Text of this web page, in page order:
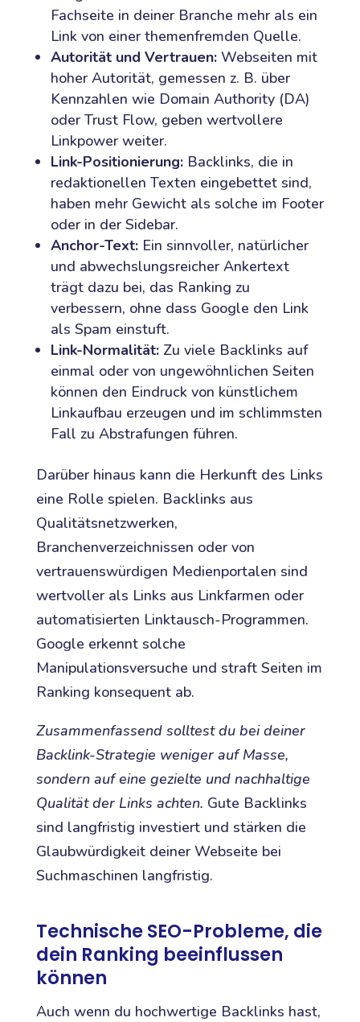
Fachseite in deiner Branche mehr als ein
Link von einer themenfremden Quelle.
Autorität und Vertrauen:Webseiten mit
hoher Autorität, gemessen z. B. über
Kennzahlen wie Domain Authority (DA)
oder Trust Flow, geben wertvollere
Linkpower weiter.
Link-Positionierung:Backlinks, die in
redaktionellen Texten eingebettet sind,
haben mehr Gewicht als solche im Footer
oder in der Sidebar.
Anchor-Text:Ein sinnvoller, natürlicher
und abwechslungsreicher Ankertext
trägt dazu bei, das Ranking zu
verbessern, ohne dass Google den Link
als Spam einstuft.
Link-Normalität:Zu viele Backlinks auf
einmal oder von ungewöhnlichen Seiten
können den Eindruck von künstlichem
Linkaufbau erzeugen und im schlimmsten
Fall zu Abstrafungen führen.
Darüber hinaus kann die Herkunft des Links
eine Rolle spielen. Backlinks aus
Qualitätsnetzwerken,
Branchenverzeichnissen oder von
vertrauenswürdigen Medienportalen sind
wertvoller als Links aus Linkfarmen oder
automatisierten Linktausch-Programmen.
Google erkennt solche
Manipulationsversuche und straft Seiten im
Ranking konsequent ab.
Zusammenfassend solltest du bei deiner
Backlink-Strategie weniger auf Masse,
sondern auf eine gezielte und nachhaltige
Qualität der Links achten. Gute Backlinks
sind langfristig investiert und stärken die
Glaubwürdigkeit deiner Webseite bei
Suchmaschinen langfristig.
Technische SEO-Probleme, die
dein Ranking beeinflussen
können
Auch wenn du hochwertige Backlinks hast,